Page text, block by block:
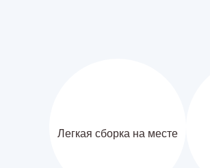
Легкая сборка на месте